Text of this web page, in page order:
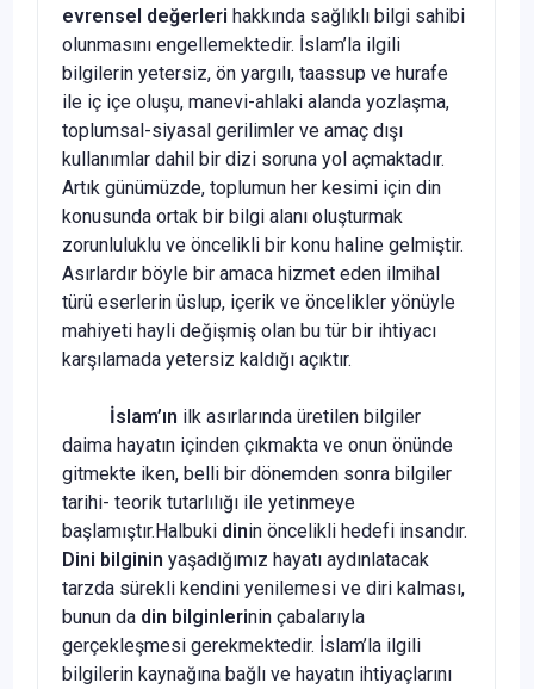
evrensel değerleri hakkında sağlıklı bilgi sahibi
olunmasını engellemektedir. İslam’la ilgili
bilgilerin yetersiz, ön yargılı, taassup ve hurafe
ile iç içe oluşu, manevi-ahlaki alanda yozlaşma,
toplumsal-siyasal gerilimler ve amaç dışı
kullanımlar dahil bir dizi soruna yol açmaktadır.
Artık günümüzde, toplumun her kesimi için din
konusunda ortak bir bilgi alanı oluşturmak
zorunluluklu ve öncelikli bir konu haline gelmiştir.
Asırlardır böyle bir amaca hizmet eden ilmihal
türü eserlerin üslup, içerik ve öncelikler yönüyle
mahiyeti hayli değişmiş olan bu tür bir ihtiyacı
karşılamada yetersiz kaldığı açıktır.
İslam’ın ilk asırlarında üretilen bilgiler
daima hayatın içinden çıkmakta ve onun önünde
gitmekte iken, belli bir dönemden sonra bilgiler
tarihi- teorik tutarlılığı ile yetinmeye
başlamıştır.Halbuki dinin öncelikli hedefi insandır.
Dini bilginin yaşadığımız hayatı aydınlatacak
tarzda sürekli kendini yenilemesi ve diri kalması,
bunun da din bilginlerinin çabalarıyla
gerçekleşmesi gerekmektedir. İslam’la ilgili
bilgilerin kaynağına bağlı ve hayatın ihtiyaçlarını